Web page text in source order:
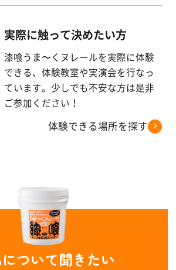
実際に触って決めたい方
漆喰うま〜くヌレールを実際に体験
できる、体験教室や実演会を行なっ
ています。少しでも不安な方は是非
ご参加ください！
体験できる場所を探す
ついて聞きたい